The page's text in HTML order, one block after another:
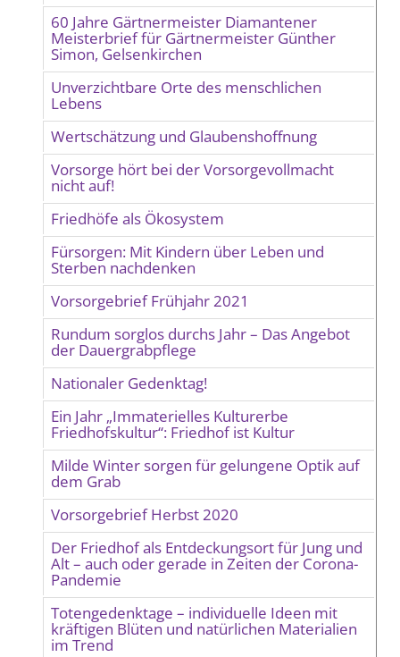
60 Jahre Gärtnermeister Diamantener
Meisterbrief für Gärtnermeister Günther
Simon, Gelsenkirchen
Unverzichtbare Orte des menschlichen
Lebens
Wertschätzung und Glaubenshoffnung
Vorsorge hört bei der Vorsorgevollmacht
nicht auf!
Friedhöfe als Ökosystem
Fürsorgen: Mit Kindern über Leben und
Sterben nachdenken
Vorsorgebrief Frühjahr 2021
Rundum sorglos durchs Jahr – Das Angebot
der Dauergrabpflege
Nationaler Gedenktag!
Ein Jahr „Immaterielles Kulturerbe
Friedhofskultur“: Friedhof ist Kultur
Milde Winter sorgen für gelungene Optik auf
dem Grab
Vorsorgebrief Herbst 2020
Der Friedhof als Entdeckungsort für Jung und
Alt – auch oder gerade in Zeiten der Corona-
Pandemie
Totengedenktage – individuelle Ideen mit
kräftigen Blüten und natürlichen Materialien
im Trend